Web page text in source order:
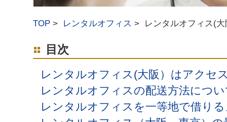
TOP レンタルオフィス レンタルオフィス(
目次
レンタルオフィス(大阪）はアクセ
レンタルオフィスの配送方法につ
レンタルオフィスを一等地で借り